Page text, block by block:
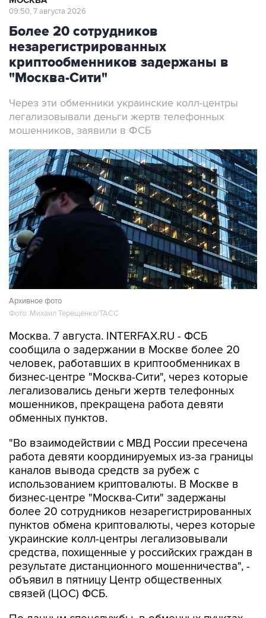
09:50, 7 августа 2026
Более 20 сотрудников
незарегистрированных
криптообменников задержаны в
"Москва-Сити"
Через эти обменники украинские колл-центры
легализовывали деньги жертв телефонных
мошенников, заявили в ФСБ
Архивное фото
Фото: Михаил Терещенко/ТАСС
Москва. 7 августа. INTERFAX.RU - ФСБ
сообщила о задержании в Москве более 20
человек, работавших в криптообменниках в
бизнес-центре "Москва-Сити", через которые
легализовались деньги жертв телефонных
мошенников, прекращена работа девяти
обменных пунктов.
"Во взаимодействии с МВД России пресечена
работа девяти координируемых из-за границы
каналов вывода средств за рубеж с
использованием криптовалюты. В Москве в
бизнес-центре "Москва-Сити" задержаны
более 20 сотрудников незарегистрированных
пунктов обмена криптовалюты, через которые
украинские колл-центры легализовывали
средства, похищенные у российских граждан в
результате дистанционного мошенничества", -
объявил в пятницу Центр общественных
связей (ЦОС) ФСБ.